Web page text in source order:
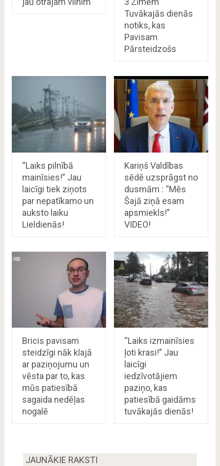
Tuvākajās dienās
notiks, kas
Pavisam
Pārsteidzošs
“Laiks pilnībā
mainīsies!” Jau
laicīgi tiek ziņots
par nepatīkamo un
auksto laiku
Lieldienās!
Kariņš Valdības
sēdē uzsprāgst no
dusmām : “Mēs
Šajā ziņā esam
apsmiekls!”
VIDEO!
Bricis pavisam
steidzīgi nāk klajā
ar paziņojumu un
vēsta par to, kas
mūs patiesībā
sagaida nedēļas
nogalē
“Laiks izmainīsies
ļoti krasi!” Jau
laicīgi
iedzīvotājiem
paziņo, kas
patiesībā gaidāms
tuvākajās dienās!
JAUNĀKIE RAKSTI